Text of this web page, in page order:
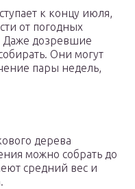
к концу июля,
от погодных
Даже дозревшие
Они могут
пары недель,
дерева
можно собрать до
средний вес и